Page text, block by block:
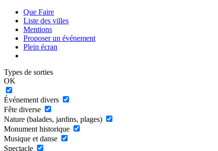
Que Faire
Liste des villes
Mentions
Proposer un événement
Plein écran
Types de sorties
OK
Événement divers
Fête diverse
Nature (balades, jardins, plages)
Monument historique
Musique et danse
Spectacle